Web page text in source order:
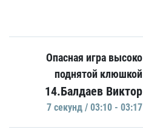
Опасная игра высоко
поднятой клюшкой
14.Балдаев Виктор
7 секунд / 03:10 - 03:17